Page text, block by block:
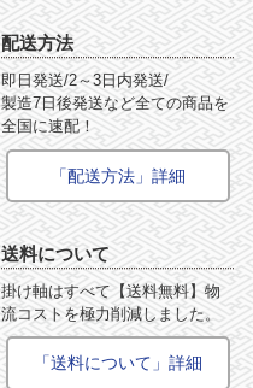
配送方法
即日発送/2～3日内発送/
製造7日後発送など全ての商品を
全国に速配！
「配送方法」詳細
送料について
掛け軸はすべて【送料無料】物
流コストを極力削減しました。
「送料について」詳細